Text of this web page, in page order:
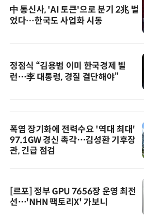
中 통신사, 'AI 토큰'으로 분기 2兆 벌
었다…한국도 사업화 시동
정점식 “김용범 이미 한국경제 빌
런…李 대통령, 경질 결단해야”
폭염 장기화에 전력수요 '역대 최대'
97.1GW 경신 촉각…김성환 기후장
관, 긴급 점검
[르포] 정부 GPU 7656장 운영 최전
선…'NHN 팩토리X' 가보니